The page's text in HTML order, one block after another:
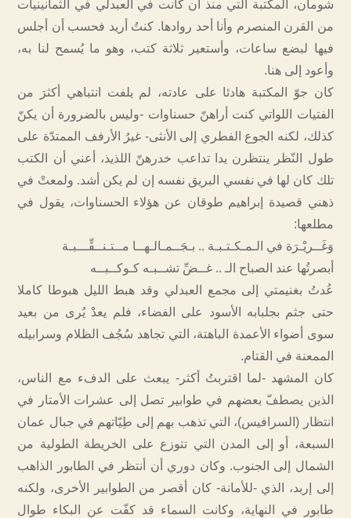
شومان، المكتبة التي منذ أن كانت في العبدلي في الثمانينيات
من القرن المنصرم وأنا أحد روادها. كنتُ أريد فحسب أن أجلس
فيها لبضع ساعات، وأستعير ثلاثة كتب، وهو ما يُسمح لنا به،
وأعود إلى هنا.
كان جوّ المكتبة هادئا على عادته، لم يلفت انتباهي أكثرَ من
الفتيات اللواتي كنت أراهنّ حسناوات -وليس بالضرورة أن يكنّ
كذلك، لكنه الجوع الفطري إلى الأنثى- غيرُ الأرفف الممتدّة على
طول النّظر ينتظرن يدا تداعب خدرهنّ اللذيذ، أعني أن الكتب
تلك كان لها في نفسي البريق نفسه إن لم يكن أشد. ولمعتْ في
ذهني قصيدة إبراهيم طوقان عن هؤلاء الحسناوات، يقول في
مطلعها:
وَغَــريْـرَة في الـمـكـتـبـة .. بـجَــمـالـهــا مــتـنــقِّـــبـة
أبصرتُها عند الصباح الـ .. غــضِّ تشــبـه كـوكــبــه
عُدتُ بغنيمتي إلى مجمع العبدلي وقد هبط الليل هبوطا كاملا
حتى جثم بجلبابه الأسود على الفضاء، فلم يعدْ يُرى من بعيد
سوى أضواء الأعمدة الباهتة، التي تجاهد سُجُف الظلام وسرابيله
الممعنة في القتام.
كان المشهد -لما اقتربتُ أكثر- يبعث على الدفء مع الناس،
الذين يصطفّ بعضهم في طوابير تصل إلى عشرات الأمتار في
انتظار (السرافيس)، التي تذهب بهم إلى طِيّاتهم في جبال عمان
السبعة، أو إلى المدن التي تتوزع على الخريطة الطولية من
الشمال إلى الجنوب. وكان دوري أن أنتظر في الطابور الذاهب
إلى إربد، الذي -للأمانة- كان أقصر من الطوابير الأخرى، ولكنه
طابور في النهاية، وكانت السماء قد كفّت عن البكاء طوال